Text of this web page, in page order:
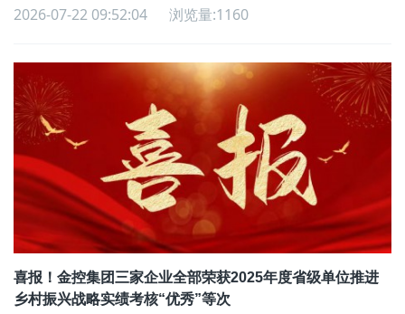
2026-07-22 09:52:04 浏览量:1160
喜报！金控集团三家企业全部荣获2025年度省级单位推进
乡村振兴战略实绩考核“优秀”等次